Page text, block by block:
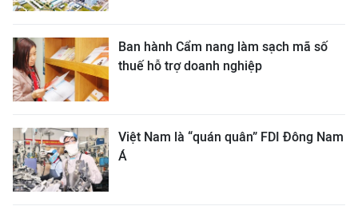
Ban hành Cẩm nang làm sạch mã số
thuế hỗ trợ doanh nghiệp
Việt Nam là “quán quân” FDI Đông Nam
Á